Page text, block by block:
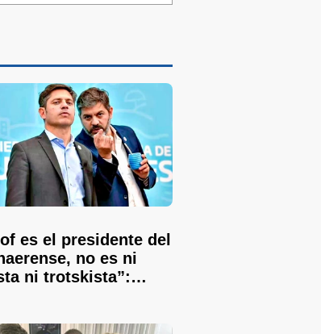
es el presidente del
no es ni
ni trotskista”: